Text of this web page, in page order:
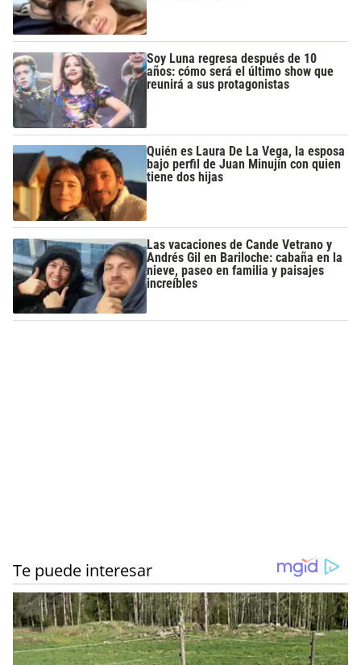
Soy Luna regresa después de 10
años: cómo será el último show que
reunirá a sus protagonistas
Quién es Laura De La Vega, la esposa
bajo perfil de Juan Minujín con quien
tiene dos hijas
Las vacaciones de Cande Vetrano y
Andrés Gil en Bariloche: cabaña en la
nieve, paseo en familia y paisajes
increíbles